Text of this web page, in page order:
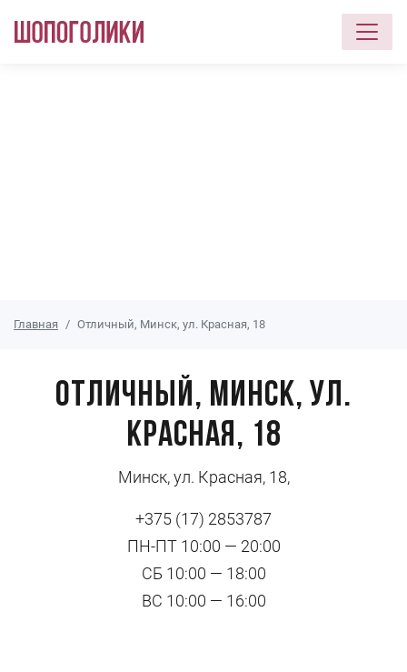
Главная Отличный, Минск, ул. Красная, 18
Отличный, Минск, ул.
Красная, 18
Минск, ул. Красная, 18,
+375 (17) 2853787
ПН-ПТ 10:00 — 20:00
СБ 10:00 — 18:00
ВС 10:00 — 16:00